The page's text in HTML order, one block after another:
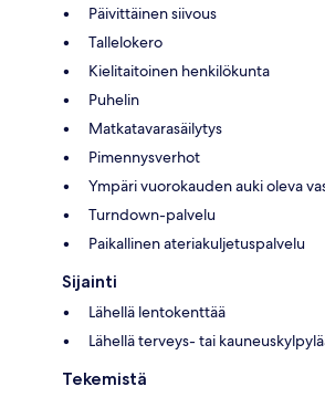
Päivittäinen siivous
Tallelokero
Kielitaitoinen henkilökunta
Puhelin
Matkatavarasäilytys
Pimennysverhot
Ympäri vuorokauden auki oleva
Turndown-palvelu
Paikallinen ateriakuljetuspalvelu
Sijainti
Lähellä lentokenttää
Lähellä terveys- tai
Tekemistä